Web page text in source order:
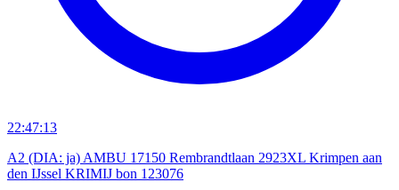
22:47:13
A2 (DIA: ja) AMBU 17150 Rembrandtlaan 2923XL Krimpen aan
den IJssel KRIMIJ bon 123076